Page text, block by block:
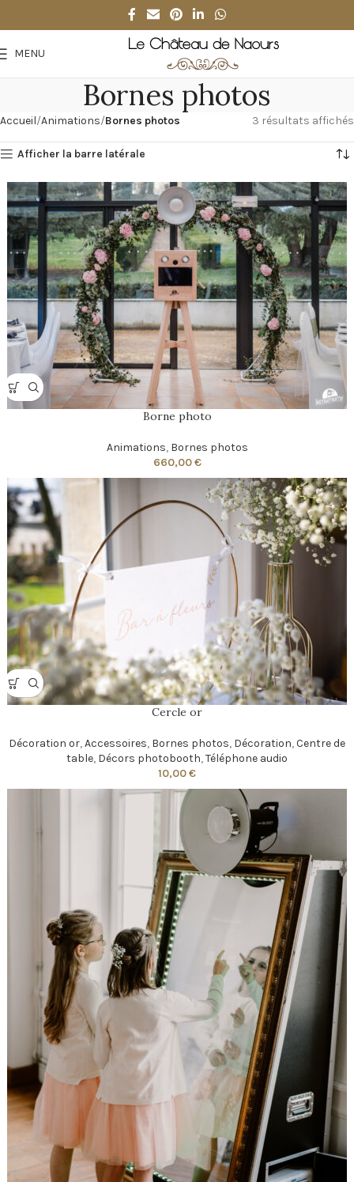
MENU
Bornes photos
Accueil Animations Bornes photos 3 résultats affichés
Afficher la barre latérale
Borne photo
Animations, Bornes photos
660,00€
Cercle or
Décoration or,Accessoires, Bornes photos, Décoration,Centre de
table, Décors photobooth,Téléphone audio
10,00€